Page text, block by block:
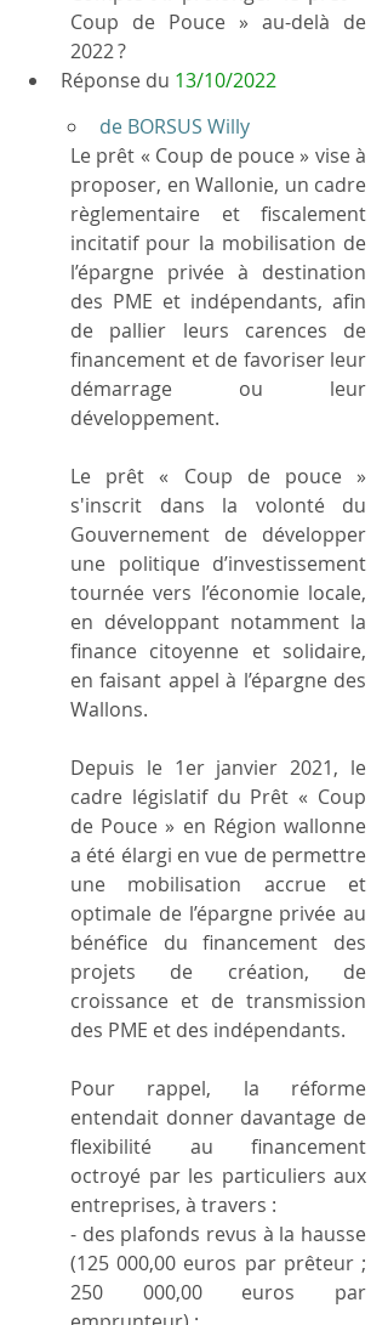
Coup de Pouce » au-delà de
2022 ?
Réponse du 13/10/2022
de BORSUS Willy
Le prêt « Coup de pouce » vise à
proposer, en Wallonie, un cadre
règlementaire et fiscalement
incitatif pour la mobilisation de
l’épargne privée à destination
des PME et indépendants, afin
de pallier leurs carences de
financement et de favoriser leur
démarrage ou leur
développement.
Le prêt « Coup de pouce »
s'inscrit dans la volonté du
Gouvernement de développer
une politique d’investissement
tournée vers l’économie locale,
en développant notamment la
finance citoyenne et solidaire,
en faisant appel à l’épargne des
Wallons.
Depuis le 1er janvier 2021, le
cadre législatif du Prêt « Coup
de Pouce » en Région wallonne
a été élargi en vue de permettre
une mobilisation accrue et
optimale de l’épargne privée au
bénéfice du financement des
projets de création, de
croissance et de transmission
des PME et des indépendants.
Pour rappel, la réforme
entendait donner davantage de
flexibilité au financement
octroyé par les particuliers aux
entreprises, à travers :
- des plafonds revus à la hausse
(125 000,00 euros par prêteur ;
250 000,00 euros par